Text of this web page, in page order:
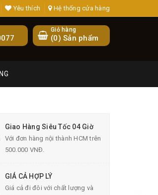
Yêu thích Hệ thống cửa hàng
Giỏ hàng
(0) Sản phẩm
Giao Hàng Siêu Tốc 04 Giờ
Với đơn hàng nội thành HCM trên
500.000 VNĐ.
GIÁ CẢ HỢP LÝ
Giá cả đi đôi với chất lượng và